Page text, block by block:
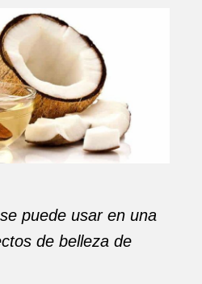
puede usar en una
de belleza de